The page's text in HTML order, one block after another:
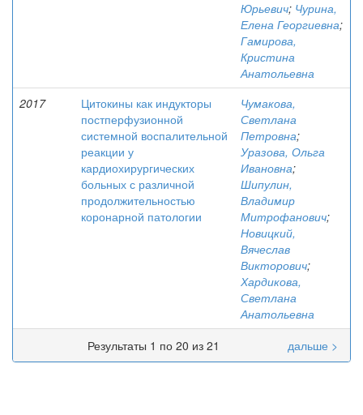
Юрьевич; Чурина,
Елена Георгиевна;
Гамирова,
Кристина
Анатольевна
2017
Цитокины как индукторы
постперфузионной
системной воспалительной
реакции у
кардиохирургических
больных с различной
продолжительностью
коронарной патологии
Чумакова,
Светлана
Петровна;
Уразова, Ольга
Ивановна;
Шипулин,
Владимир
Митрофанович;
Новицкий,
Вячеслав
Викторович;
Хардикова,
Светлана
Анатольевна
Результаты 1 по 20 из 21
дальше >